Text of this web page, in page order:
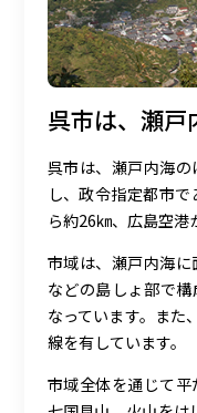
呉市は、瀬戸
呉市は、瀬戸内海
し、政令指定都市
ら約26㎞、広島空港
市域は、瀬戸内海
などの島しょ部で
なっています。また
線を有しています。
市域全体を通じて平